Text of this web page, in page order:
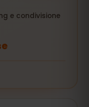
e condivisione